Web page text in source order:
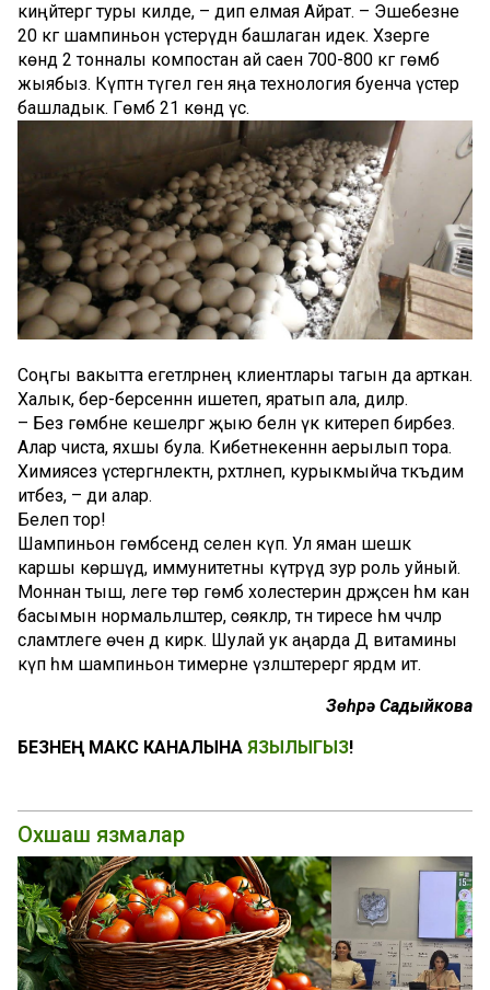
киңәйтергә туры килде, – дип елмая Айрат. – Эшебезне
20 кг шампиньон үстерүдән башлаган идек. Хәзерге
көндә 2 тонналы компостан ай саен 700-800 кг гөмбә
жыябыз. Күптән түгел генә яңа технология буенча үстерә
башладык. Гөмбә 21 көндә үсә.
Соңгы вакытта егетләрнең клиентлары тагын да арткан.
Халык, бер-берсеннән ишетеп, яратып ала, диләр.
– Без гөмбәне кешеләргә җыю белән үк китереп бирәбез.
Алар чиста, яхшы була. Кибетнекеннән аерылып тора.
Химиясез үстергәнлектән, рәхәтләнеп, курыкмыйча тәкъдим
итәбез, – ди алар.
Белеп тор!
Шампиньон гөмбәсендә селен күп. Ул яман шешкә
каршы көрәшүдә, иммунитетны күтәрүдә зур роль уйный.
Моннан тыш, әлеге төр гөмбә холестерин дәрәҗәсен һәм кан
басымын нормальләштерә, сөякләр, тән тиресе һәм чәчләр
сәламәтлеге өчен дә кирәк. Шулай ук аңарда Д витамины
күп һәм шампиньон тимерне үзләштерергә ярдәм итә.
Зөһрә Садыйкова
БЕЗНЕҢ МАКС КАНАЛЫНА ЯЗЫЛЫГЫЗ!
Охшаш язмалар